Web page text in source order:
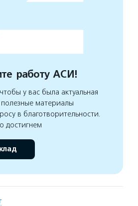
работу АСИ!
у вас была актуальная
материалы
в благотворительности.
достигнем